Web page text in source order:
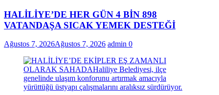
HALİLİYE’DE HER GÜN 4 BİN 898
VATANDAŞA SICAK YEMEK DESTEĞİ
Ağustos 7, 2026Ağustos 7, 2026 admin 0